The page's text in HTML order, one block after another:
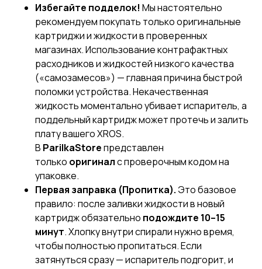
Избегайте подделок! Мы настоятельно
рекомендуем покупать только оригинальные
картриджи и жидкости в проверенных
магазинах. Использование контрафактных
расходников и жидкостей низкого качества
(«самозамесов») — главная причина быстрой
поломки устройства. Некачественная
жидкость моментально убивает испаритель, а
поддельный картридж может протечь и залить
плату вашего XROS.
В ParilkaStoreпредставлен
только оригиналс проверочным кодом на
упаковке.
Первая заправка (Пропитка). Это базовое
правило: после заливки жидкости в новый
картридж обязательно подождите 10–15
минут. Хлопку внутри спирали нужно время,
чтобы полностью пропитаться. Если
затянуться сразу — испаритель подгорит, и